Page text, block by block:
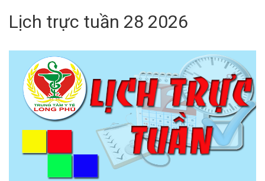
Lịch trực tuần 28 2026